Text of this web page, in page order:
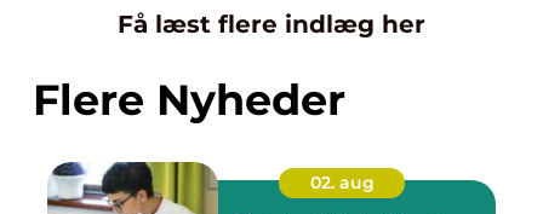
Få læst flere indlæg her
Flere Nyheder
02. aug